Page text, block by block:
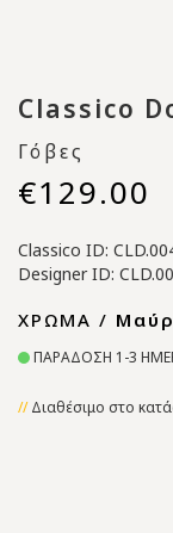
Classico
Γόβες
€129.00
Classico ID:
Designer ID:
ΧΡΩΜΑ /
ΠΑΡΑΔΟΣΗ 1-3
Διαθέσιμο στο